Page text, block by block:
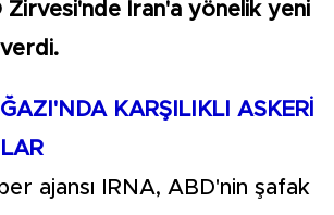
Zirvesi'nde İran'a yönelik yeni
verdi.
KARŞILIKLI ASKERİ
ajansı IRNA, ABD'nin şafak